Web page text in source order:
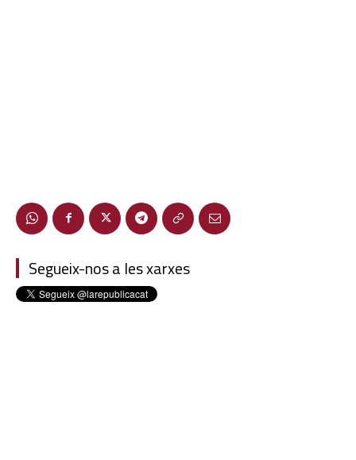
Segueix-nos a les xarxes